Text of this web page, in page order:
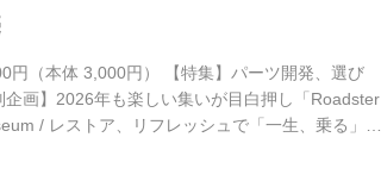
円（本体 3,000円） 【特集】パーツ開発、選び
画】2026年も楽しい集いが目白押し「Roadster
/ レストア、リフレッシュで「一生、乗る」を